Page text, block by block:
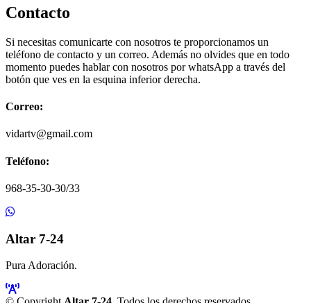
Contacto
Si necesitas comunicarte con nosotros te proporcionamos un
teléfono de contacto y un correo. Además no olvides que en todo
momento puedes hablar con nosotros por whatsApp a través del
botón que ves en la esquina inferior derecha.
Correo:
vidartv@gmail.com
Teléfono:
968-35-30-30/33
Altar 7-24
Pura Adoración.